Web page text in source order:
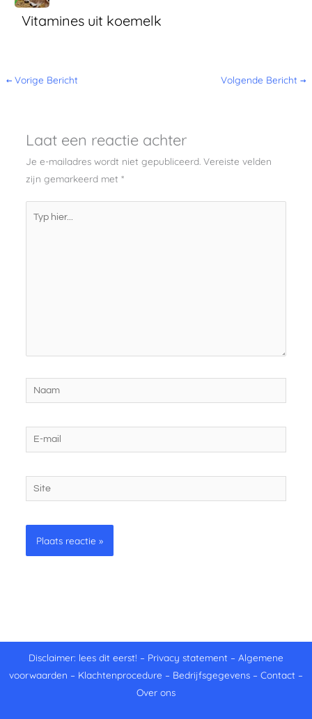
Vitamines uit koemelk
← Vorige Bericht Volgende Bericht →
Laat een reactie achter
Je e-mailadres wordt niet gepubliceerd. Vereiste velden
zijn gemarkeerd met *
Naam
mail
Site
Disclaimer: lees dit eerst! – Privacy statement – Algemene
voorwaarden – Klachtenprocedure – Bedrijfsgegevens – Contact –
Over ons